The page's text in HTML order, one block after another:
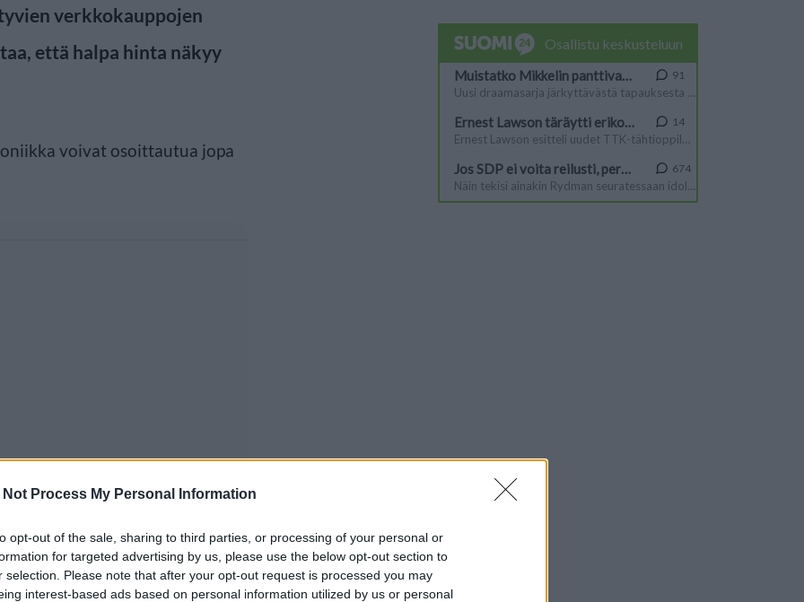
Not Process My Personal Information
opt-out of the sale, sharing to third parties, or processing of your personal or
for targeted advertising by us, please use the below opt-out section to
selection. Please note that after your opt-out request is processed you may
interest-based ads based on personal information utilized by us or personal
verkkokauppojen
että halpa hinta näkyy
voivat osoittautua jopa